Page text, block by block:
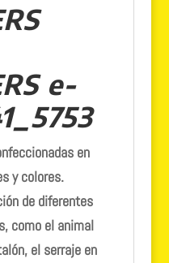
e-
en
y colores.
de diferentes
como el animal
el serraje en